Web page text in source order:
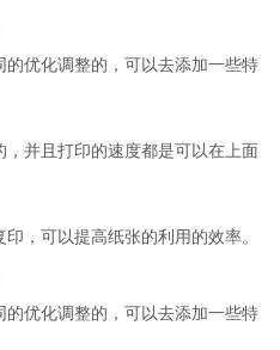
优化调整的，可以去添加一些特
并且打印的速度都是可以在上面
，可以提高纸张的利用的效率。
优化调整的，可以去添加一些特